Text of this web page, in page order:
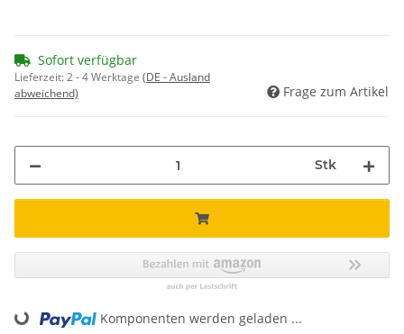
Sofort verfügbar
Lieferzeit:2 - 4 Werktage (DE - Ausland
abweichend)
Frage zum Artikel
Stk
Loading... Komponenten werden geladen ...